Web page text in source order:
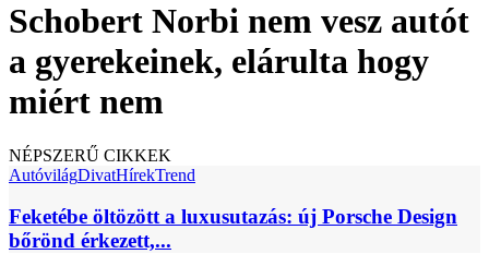
Schobert Norbi nem vesz autót
a gyerekeinek, elárulta hogy
miért nem
NÉPSZERŰ CIKKEK
AutóvilágDivatHírekTrend
Feketébe öltözött a luxusutazás: új Porsche Design
bőrönd érkezett,...